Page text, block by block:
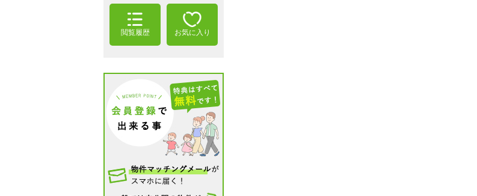
閲覧履歴 お気に入り